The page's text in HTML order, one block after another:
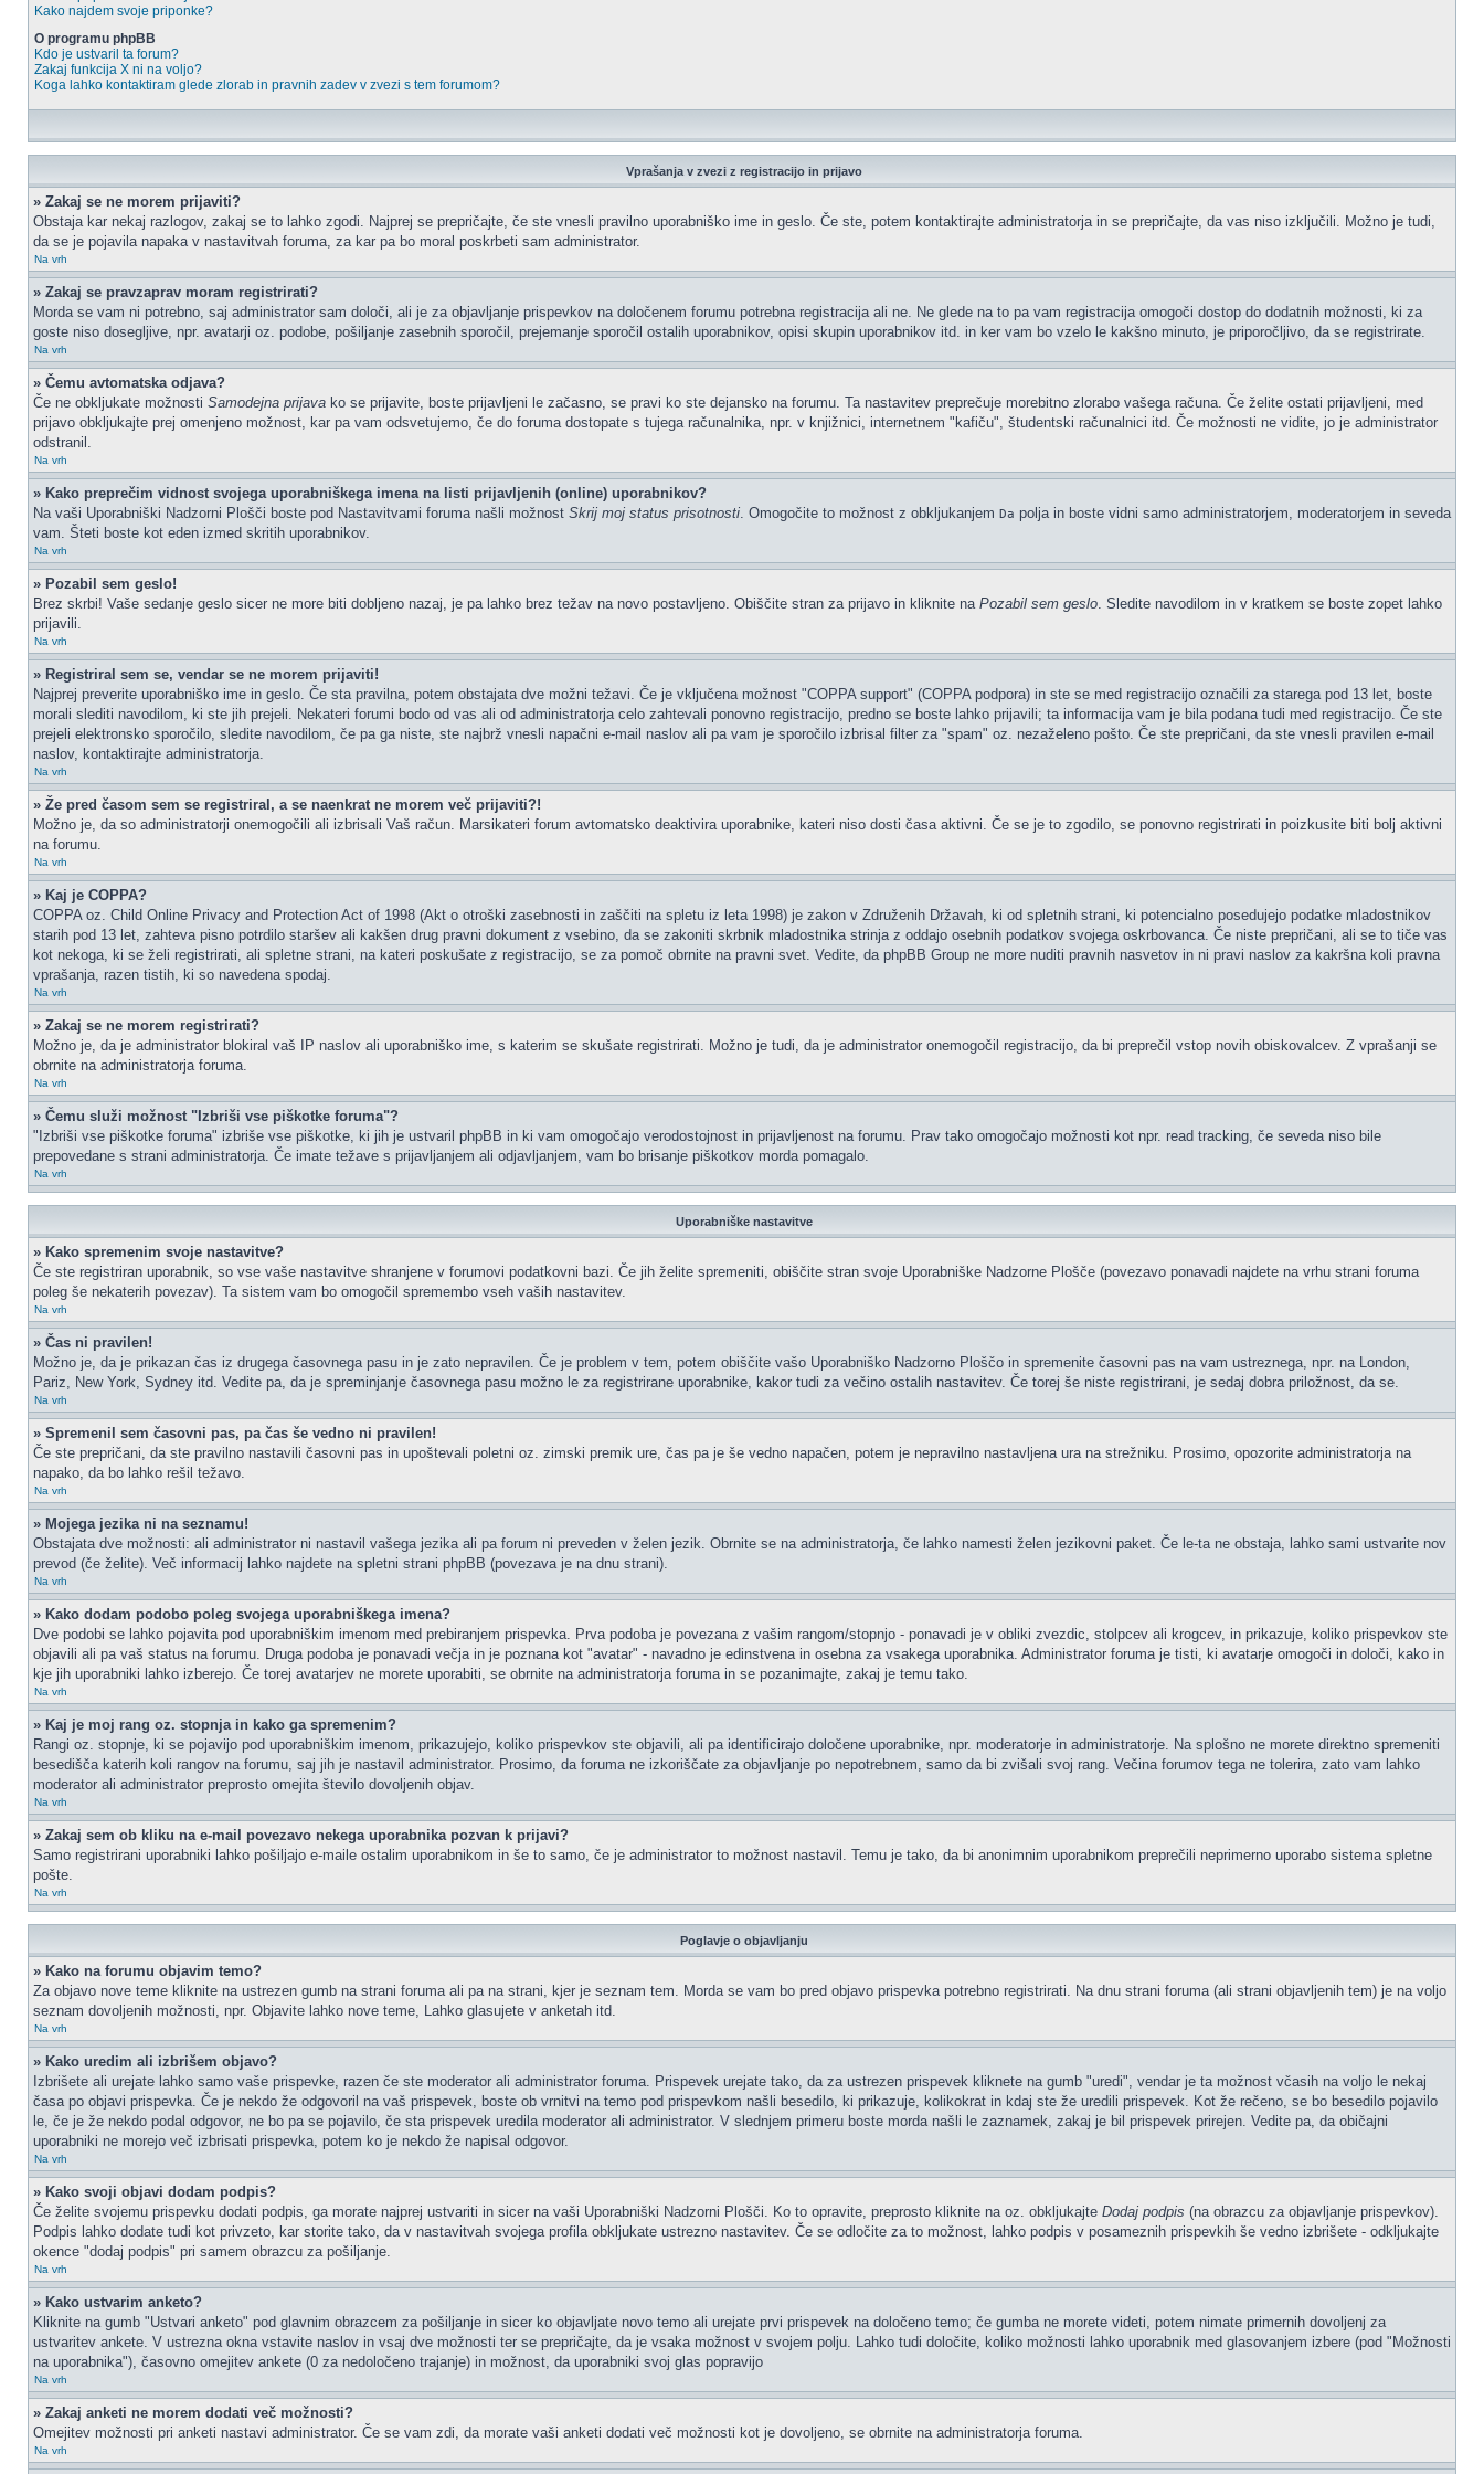
Kako najdem svoje priponke?
O programu phpBB
Kdo je ustvaril ta forum?
Zakaj funkcija X ni na voljo?
Koga lahko kontaktiram glede zlorab in pravnih zadev v zvezi s tem forumom?
Vprašanja v zvezi z registracijo in prijavo
» Zakaj se ne morem prijaviti?
Obstaja kar nekaj razlogov, zakaj se to lahko zgodi. Najprej se prepričajte, če ste vnesli pravilno uporabniško ime in geslo. Če ste, potem kontaktirajte administratorja in se prepričajte, da vas niso izključili. Možno je tudi,
da se je pojavila napaka v nastavitvah foruma, za kar pa bo moral poskrbeti sam administrator.
Na vrh
» Zakaj se pravzaprav moram registrirati?
Morda se vam ni potrebno, saj administrator sam določi, ali je za objavljanje prispevkov na določenem forumu potrebna registracija ali ne. Ne glede na to pa vam registracija omogoči dostop do dodatnih možnosti, ki za
goste niso dosegljive, npr. avatarji oz. podobe, pošiljanje zasebnih sporočil, prejemanje sporočil ostalih uporabnikov, opisi skupin uporabnikov itd. in ker vam bo vzelo le kakšno minuto, je priporočljivo, da se registrirate.
Na vrh
» Čemu avtomatska odjava?
Če ne obkljukate možnosti Samodejna prijava ko se prijavite, boste prijavljeni le začasno, se pravi ko ste dejansko na forumu. Ta nastavitev preprečuje morebitno zlorabo vašega računa. Če želite ostati prijavljeni, med
prijavo obkljukajte prej omenjeno možnost, kar pa vam odsvetujemo, če do foruma dostopate s tujega računalnika, npr. v knjižnici, internetnem "kafiču", študentski računalnici itd. Če možnosti ne vidite, jo je administrator
odstranil.
Na vrh
» Kako preprečim vidnost svojega uporabniškega imena na listi prijavljenih (online) uporabnikov?
Na vaši Uporabniški Nadzorni Plošči boste pod Nastavitvami foruma našli možnost Skrij moj status prisotnosti. Omogočite to možnost z obkljukanjem Da polja in boste vidni samo administratorjem, moderatorjem in seveda
vam. Šteti boste kot eden izmed skritih uporabnikov.
Na vrh
» Pozabil sem geslo!
Brez skrbi! Vaše sedanje geslo sicer ne more biti dobljeno nazaj, je pa lahko brez težav na novo postavljeno. Obiščite stran za prijavo in kliknite na Pozabil sem geslo. Sledite navodilom in v kratkem se boste zopet lahko
prijavili.
Na vrh
» Registriral sem se, vendar se ne morem prijaviti!
Najprej preverite uporabniško ime in geslo. Če sta pravilna, potem obstajata dve možni težavi. Če je vključena možnost "COPPA support" (COPPA podpora) in ste se med registracijo označili za starega pod 13 let, boste
morali slediti navodilom, ki ste jih prejeli. Nekateri forumi bodo od vas ali od administratorja celo zahtevali ponovno registracijo, predno se boste lahko prijavili; ta informacija vam je bila podana tudi med registracijo. Če ste
prejeli elektronsko sporočilo, sledite navodilom, če pa ga niste, ste najbrž vnesli napačni e-mail naslov ali pa vam je sporočilo izbrisal filter za "spam" oz. nezaželeno pošto. Če ste prepričani, da ste vnesli pravilen e-mail
naslov, kontaktirajte administratorja.
Na vrh
» Že pred časom sem se registriral, a se naenkrat ne morem več prijaviti?!
Možno je, da so administratorji onemogočili ali izbrisali Vaš račun. Marsikateri forum avtomatsko deaktivira uporabnike, kateri niso dosti časa aktivni. Če se je to zgodilo, se ponovno registrirati in poizkusite biti bolj aktivni
na forumu.
Na vrh
» Kaj je COPPA?
COPPA oz. Child Online Privacy and Protection Act of 1998 (Akt o otroški zasebnosti in zaščiti na spletu iz leta 1998) je zakon v Združenih Državah, ki od spletnih strani, ki potencialno posedujejo podatke mladostnikov
starih pod 13 let, zahteva pisno potrdilo staršev ali kakšen drug pravni dokument z vsebino, da se zakoniti skrbnik mladostnika strinja z oddajo osebnih podatkov svojega oskrbovanca. Če niste prepričani, ali se to tiče vas
kot nekoga, ki se želi registrirati, ali spletne strani, na kateri poskušate z registracijo, se za pomoč obrnite na pravni svet. Vedite, da phpBB Group ne more nuditi pravnih nasvetov in ni pravi naslov za kakršna koli pravna
vprašanja, razen tistih, ki so navedena spodaj.
Na vrh
» Zakaj se ne morem registrirati?
Možno je, da je administrator blokiral vaš IP naslov ali uporabniško ime, s katerim se skušate registrirati. Možno je tudi, da je administrator onemogočil registracijo, da bi preprečil vstop novih obiskovalcev. Z vprašanji se
obrnite na administratorja foruma.
Na vrh
» Čemu služi možnost "Izbriši vse piškotke foruma"?
"Izbriši vse piškotke foruma" izbriše vse piškotke, ki jih je ustvaril phpBB in ki vam omogočajo verodostojnost in prijavljenost na forumu. Prav tako omogočajo možnosti kot npr. read tracking, če seveda niso bile
prepovedane s strani administratorja. Če imate težave s prijavljanjem ali odjavljanjem, vam bo brisanje piškotkov morda pomagalo.
Na vrh
Uporabniške nastavitve
» Kako spremenim svoje nastavitve?
Če ste registriran uporabnik, so vse vaše nastavitve shranjene v forumovi podatkovni bazi. Če jih želite spremeniti, obiščite stran svoje Uporabniške Nadzorne Plošče (povezavo ponavadi najdete na vrhu strani foruma
poleg še nekaterih povezav). Ta sistem vam bo omogočil spremembo vseh vaših nastavitev.
Na vrh
» Čas ni pravilen!
Možno je, da je prikazan čas iz drugega časovnega pasu in je zato nepravilen. Če je problem v tem, potem obiščite vašo Uporabniško Nadzorno Ploščo in spremenite časovni pas na vam ustreznega, npr. na London,
Pariz, New York, Sydney itd. Vedite pa, da je spreminjanje časovnega pasu možno le za registrirane uporabnike, kakor tudi za večino ostalih nastavitev. Če torej še niste registrirani, je sedaj dobra priložnost, da se.
Na vrh
» Spremenil sem časovni pas, pa čas še vedno ni pravilen!
Če ste prepričani, da ste pravilno nastavili časovni pas in upoštevali poletni oz. zimski premik ure, čas pa je še vedno napačen, potem je nepravilno nastavljena ura na strežniku. Prosimo, opozorite administratorja na
napako, da bo lahko rešil težavo.
Na vrh
» Mojega jezika ni na seznamu!
Obstajata dve možnosti: ali administrator ni nastavil vašega jezika ali pa forum ni preveden v želen jezik. Obrnite se na administratorja, če lahko namesti želen jezikovni paket. Če le-ta ne obstaja, lahko sami ustvarite nov
prevod (če želite). Več informacij lahko najdete na spletni strani phpBB (povezava je na dnu strani).
Na vrh
» Kako dodam podobo poleg svojega uporabniškega imena?
Dve podobi se lahko pojavita pod uporabniškim imenom med prebiranjem prispevka. Prva podoba je povezana z vašim rangom/stopnjo - ponavadi je v obliki zvezdic, stolpcev ali krogcev, in prikazuje, koliko prispevkov ste
objavili ali pa vaš status na forumu. Druga podoba je ponavadi večja in je poznana kot "avatar" - navadno je edinstvena in osebna za vsakega uporabnika. Administrator foruma je tisti, ki avatarje omogoči in določi, kako in
kje jih uporabniki lahko izberejo. Če torej avatarjev ne morete uporabiti, se obrnite na administratorja foruma in se pozanimajte, zakaj je temu tako.
Na vrh
» Kaj je moj rang oz. stopnja in kako ga spremenim?
Rangi oz. stopnje, ki se pojavijo pod uporabniškim imenom, prikazujejo, koliko prispevkov ste objavili, ali pa identificirajo določene uporabnike, npr. moderatorje in administratorje. Na splošno ne morete direktno spremeniti
besedišča katerih koli rangov na forumu, saj jih je nastavil administrator. Prosimo, da foruma ne izkoriščate za objavljanje po nepotrebnem, samo da bi zvišali svoj rang. Večina forumov tega ne tolerira, zato vam lahko
moderator ali administrator preprosto omejita število dovoljenih objav.
Na vrh
» Zakaj sem ob kliku na e-mail povezavo nekega uporabnika pozvan k prijavi?
Samo registrirani uporabniki lahko pošiljajo e-maile ostalim uporabnikom in še to samo, če je administrator to možnost nastavil. Temu je tako, da bi anonimnim uporabnikom preprečili neprimerno uporabo sistema spletne
pošte.
Na vrh
Poglavje o objavljanju
» Kako na forumu objavim temo?
Za objavo nove teme kliknite na ustrezen gumb na strani foruma ali pa na strani, kjer je seznam tem. Morda se vam bo pred objavo prispevka potrebno registrirati. Na dnu strani foruma (ali strani objavljenih tem) je na voljo
seznam dovoljenih možnosti, npr. Objavite lahko nove teme, Lahko glasujete v anketah itd.
Na vrh
» Kako uredim ali izbrišem objavo?
Izbrišete ali urejate lahko samo vaše prispevke, razen če ste moderator ali administrator foruma. Prispevek urejate tako, da za ustrezen prispevek kliknete na gumb "uredi", vendar je ta možnost včasih na voljo le nekaj
časa po objavi prispevka. Če je nekdo že odgovoril na vaš prispevek, boste ob vrnitvi na temo pod prispevkom našli besedilo, ki prikazuje, kolikokrat in kdaj ste že uredili prispevek. Kot že rečeno, se bo besedilo pojavilo
le, če je že nekdo podal odgovor, ne bo pa se pojavilo, če sta prispevek uredila moderator ali administrator. V slednjem primeru boste morda našli le zaznamek, zakaj je bil prispevek prirejen. Vedite pa, da običajni
uporabniki ne morejo več izbrisati prispevka, potem ko je nekdo že napisal odgovor.
Na vrh
» Kako svoji objavi dodam podpis?
Če želite svojemu prispevku dodati podpis, ga morate najprej ustvariti in sicer na vaši Uporabniški Nadzorni Plošči. Ko to opravite, preprosto kliknite na oz. obkljukajte Dodaj podpis (na obrazcu za objavljanje prispevkov).
Podpis lahko dodate tudi kot privzeto, kar storite tako, da v nastavitvah svojega profila obkljukate ustrezno nastavitev. Če se odločite za to možnost, lahko podpis v posameznih prispevkih še vedno izbrišete - odkljukajte
okence "dodaj podpis" pri samem obrazcu za pošiljanje.
Na vrh
» Kako ustvarim anketo?
Kliknite na gumb "Ustvari anketo" pod glavnim obrazcem za pošiljanje in sicer ko objavljate novo temo ali urejate prvi prispevek na določeno temo; če gumba ne morete videti, potem nimate primernih dovoljenj za
ustvaritev ankete. V ustrezna okna vstavite naslov in vsaj dve možnosti ter se prepričajte, da je vsaka možnost v svojem polju. Lahko tudi določite, koliko možnosti lahko uporabnik med glasovanjem izbere (pod "Možnosti
na uporabnika"), časovno omejitev ankete (0 za nedoločeno trajanje) in možnost, da uporabniki svoj glas popravijo
Na vrh
» Zakaj anketi ne morem dodati več možnosti?
Omejitev možnosti pri anketi nastavi administrator. Če se vam zdi, da morate vaši anketi dodati več možnosti kot je dovoljeno, se obrnite na administratorja foruma.
Na vrh